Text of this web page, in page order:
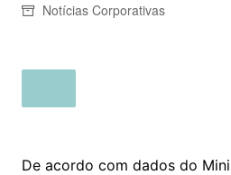
Notícias Corporativas
De acordo com dados do